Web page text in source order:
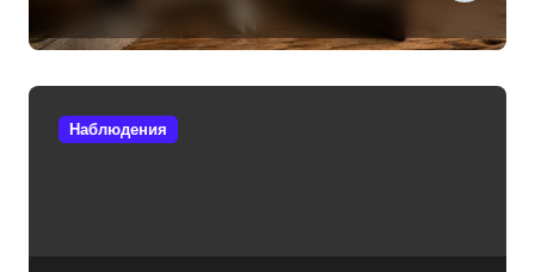
Наблюдения